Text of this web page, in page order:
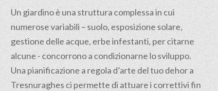
Un giardino è una struttura complessa in cui
numerose variabili – suolo, esposizione solare,
gestione delle acque, erbe infestanti, per citarne
alcune - concorrono a condizionarne lo sviluppo.
Una pianificazione a regola d’arte del tuo dehor a
Tresnuraghes ci permette di attuare i correttivi fin